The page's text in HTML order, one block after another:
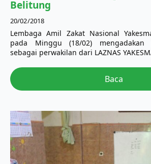
Belitung
20/02/2018
Lembaga Amil Zakat Nasional
pada Minggu (18/02) mengadakan
sebagai perwakilan dari LAZNAS
Baca